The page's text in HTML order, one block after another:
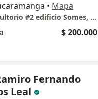
• Mapa
Neurologia Clinica - consultorio #2 edificio Somes, sotomayor, Bucaramanga.
$ 200.000
Fernando
Leal